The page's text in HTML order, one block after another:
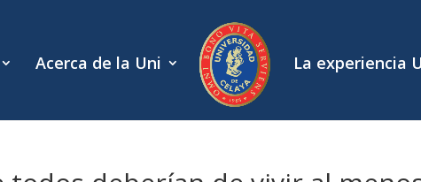
Acerca de la Uni La experiencia